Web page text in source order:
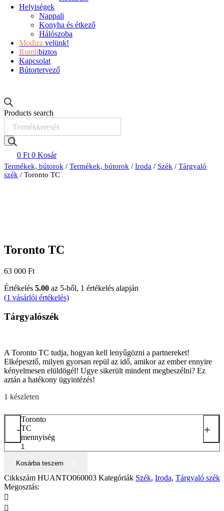
Helyiségek
Nappali
Konyha és étkező
Hálószoba
Modizz velünk!
Rumlibiztos
Kapcsolat
Bútortervező
Products search
0 Ft 0 Kosár
Termékek, bútorok / Termékek, bútorok / Iroda / Szék / Tárgyaló
szék / Toronto TC
Toronto TC
63 000 Ft
Értékelés 5.00 az 5-ből, 1 értékelés alapján
(1 vásárlói értékelés)
Tárgyalószék
A Toronto TC tudja, hogyan kell lenyűgözni a partnereket!
Elképesztő, milyen gyorsan repül az idő, amikor az ember ennyire
kényelmesen elüldögél! Ugye sikerült mindent megbeszélni? Ez
aztán a hatékony ügyintézés!
1 készleten
-
Toronto
TC
mennyiség
+
Kosárba teszem
Cikkszám HUANTO060003 Kategóriák Szék, Iroda, Tárgyaló szék
Megosztás: